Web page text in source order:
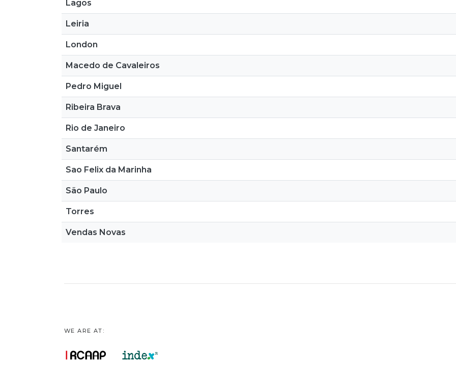
Lagos
Leiria
London
Macedo de Cavaleiros
Pedro Miguel
Ribeira Brava
Rio de Janeiro
Santarém
Sao Felix da Marinha
São Paulo
Torres
Vendas Novas
WE ARE AT: